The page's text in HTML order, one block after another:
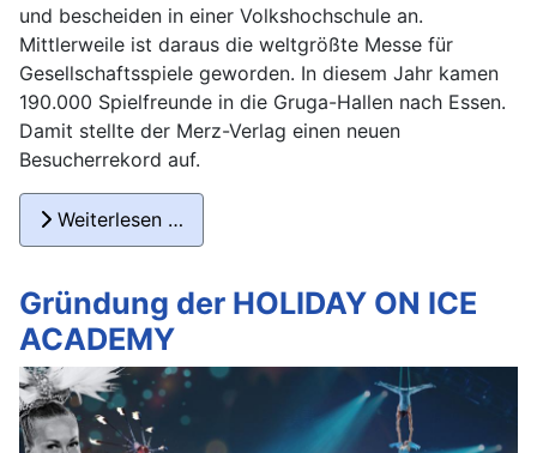
und bescheiden in einer Volkshochschule an.
Mittlerweile ist daraus die weltgrößte Messe für
Gesellschaftsspiele geworden. In diesem Jahr kamen
190.000 Spielfreunde in die Gruga-Hallen nach Essen.
Damit stellte der Merz-Verlag einen neuen
Besucherrekord auf.
Weiterlesen …
Gründung der HOLIDAY ON ICE
ACADEMY